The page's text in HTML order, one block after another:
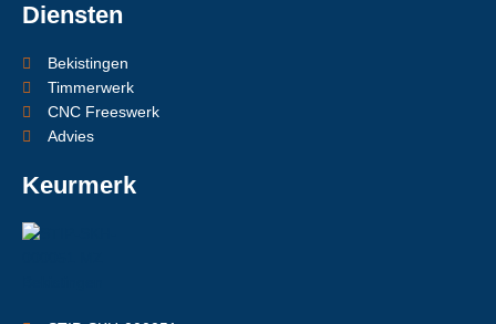
Diensten
Bekistingen
Timmerwerk
CNC Freeswerk
Advies
Keurmerk